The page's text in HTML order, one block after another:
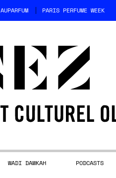
AUPARFUM PARIS PERFUME WEEK
WADI DAWKAH PODCASTS